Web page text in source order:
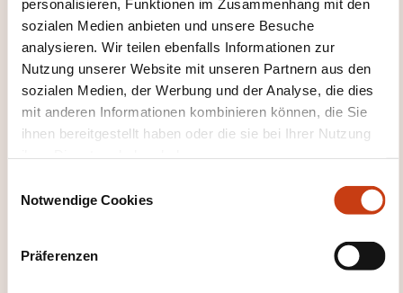
personalisieren, Funktionen im Zusammenhang mit den
sozialen Medien anbieten und unsere Besuche
analysieren. Wir teilen ebenfalls Informationen zur
Nutzung unserer Website mit unseren Partnern aus den
sozialen Medien, der Werbung und der Analyse, die dies
mit anderen Informationen kombinieren können, die Sie
ihnen bereitgestellt haben oder die sie bei Ihrer Nutzung
Notwendige Cookies
Präferenzen
Berufsberatung
Betreuung bis zur
Beschäftigung
Emotionale Intelligenz
Gedächtnisentwicklung
Gestaltung
persönliche Karriere
Haushaltsbudget
Hauswirtschaftskunde
Heimwerken
Interkulturelle Beziehungen
Körpersprache
Kursorisches Lesen
Logische Argumentation
Persönliche Effizienz
Persönliche Kreativität
Rechnen Anpassungsweiterbildung